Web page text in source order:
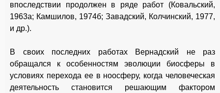
впоследствии продолжен в ряде работ (Ковальский,
1963а; Камшилов, 1974б; Завадский, Колчинский, 1977,
и др.).
В своих последних работах Вернадский не раз
обращался к особенностям эволюции биосферы в
условиях перехода ее в ноосферу, когда человеческая
деятельность становится решающим фактором